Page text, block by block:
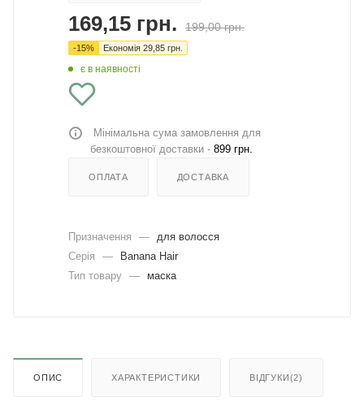
169,15 грн. 199,00грн.
-15% Економія 29,85 грн.
є в наявності
Мінімальна сума замовлення для
безкоштовної доставки - 899 грн.
ОПЛАТА ДОСТАВКА
Призначення —
для волосся
Серія
—
Banana Hair
Тип товару — маска
ОПИС ХАРАКТЕРИСТИКИ ВІДГУКИ(2)